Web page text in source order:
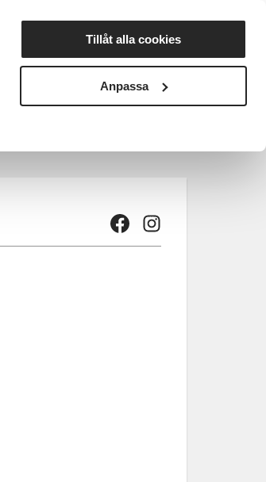
Tillåt alla cookies
Anpassa
Nyheter Avdelningar